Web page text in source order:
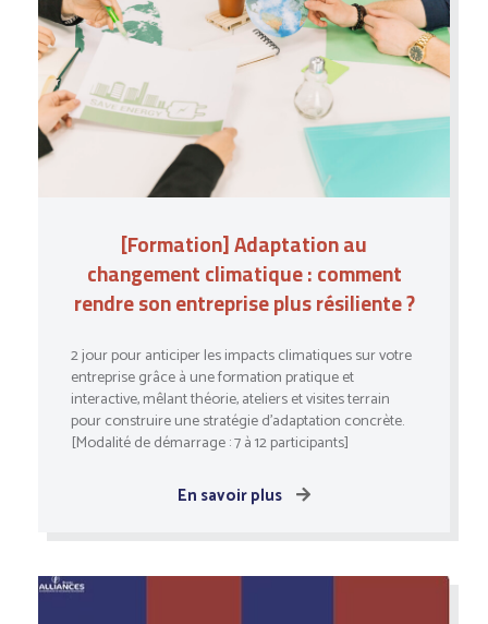
[Formation] Adaptation au
changement climatique : comment
rendre son entreprise plus résiliente ?
2 jour pour anticiper les impacts climatiques sur votre
entreprise grâce à une formation pratique et
interactive, mêlant théorie, ateliers et visites terrain
pour construire une stratégie d’adaptation concrète.
[Modalité de démarrage : 7 à 12 participants]
En savoir plus